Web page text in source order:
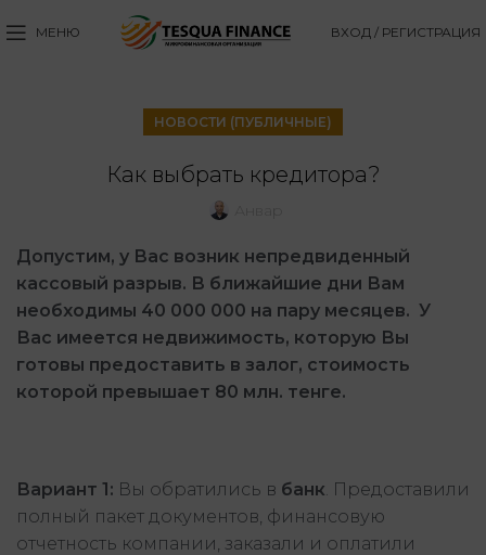
МЕНЮ ВХОД / РЕГИСТРАЦИЯ
НОВОСТИ (ПУБЛИЧНЫЕ)
Как выбрать кредитора?
Допустим, у Вас возник непредвиденный
кассовый разрыв. В ближайшие дни Вам
необходимы 40 000 000 на пару месяцев. У
Вас имеется недвижимость, которую Вы
готовы предоставить в залог, стоимость
которой превышает 80 млн. тенге.
Вариант 1: Вы обратились в банк. Предоставили
полный пакет документов, финансовую
отчетность компании, заказали и оплатили